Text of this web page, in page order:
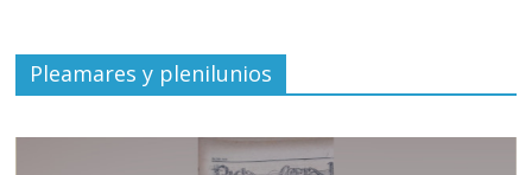
Pleamares y plenilunios